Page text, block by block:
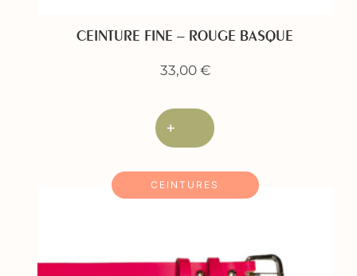
CEINTURE FINE – ROUGE BASQUE
33,00 €
+
CEINTURES